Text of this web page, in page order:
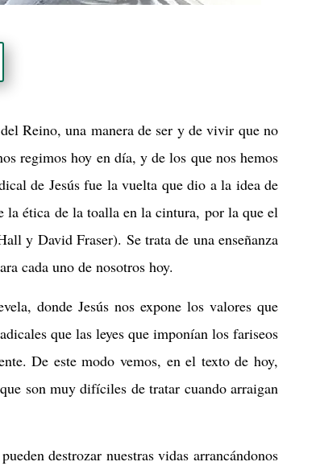
Reino, una manera de ser y de vivir que no
regimos hoy en día, y de los que nos hemos
de Jesús fue la vuelta que dio a la idea de
la ética de la toalla en la cintura, por la que el
y David Fraser). Se trata de una enseñanza
cada uno de nosotros hoy.
donde Jesús nos expone los valores que
que las leyes que imponían los fariseos
De este modo vemos, en el texto de hoy,
son muy difíciles de tratar cuando arraigan
destrozar nuestras vidas arrancándonos